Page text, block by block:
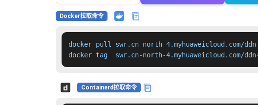
Docker拉取命令
docker pull swr.cn-north-4.myhuaweicloud.com/
docker tag  swr.cn-north-
Containerd拉取命令